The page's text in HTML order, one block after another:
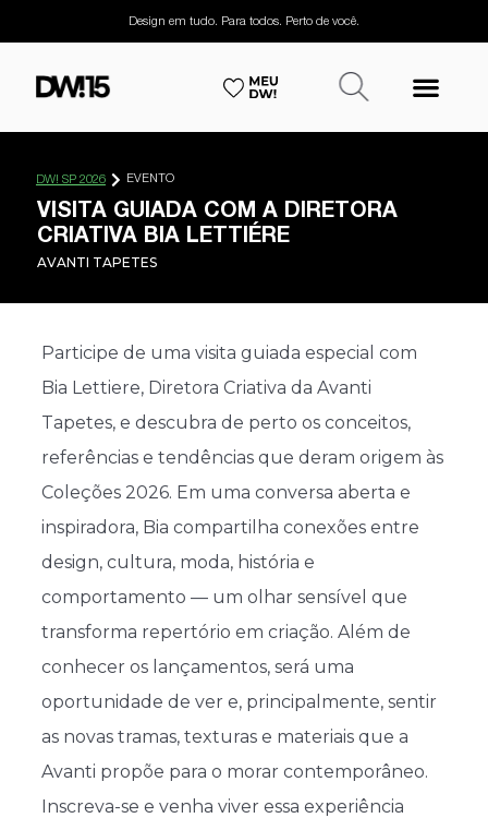
Design em tudo. Para todos. Perto de você.
DW! SP 2026 EVENTO
VISITA GUIADA COM A DIRETORA
CRIATIVA BIA LETTIÉRE
AVANTI TAPETES
Participe de uma visita guiada especial com
Bia Lettiere, Diretora Criativa da Avanti
Tapetes, e descubra de perto os conceitos,
referências e tendências que deram origem às
Coleções 2026. Em uma conversa aberta e
inspiradora, Bia compartilha conexões entre
design, cultura, moda, história e
comportamento — um olhar sensível que
transforma repertório em criação. Além de
conhecer os lançamentos, será uma
oportunidade de ver e, principalmente, sentir
as novas tramas, texturas e materiais que a
Avanti propõe para o morar contemporâneo.
Inscreva-se e venha viver essa experiência